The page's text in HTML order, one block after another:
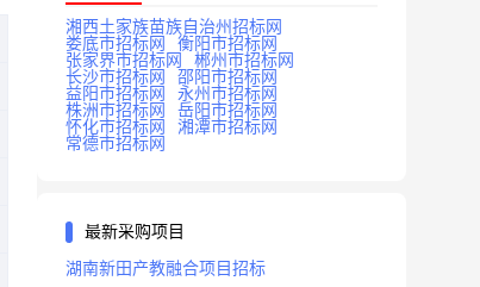
湘西土家族苗族自治州招标网
娄底市招标网
衡阳市招标网
张家界市招标网
郴州市招标网
长沙市招标网
邵阳市招标网
益阳市招标网
永州市招标网
株洲市招标网
岳阳市招标网
怀化市招标网
湘潭市招标网
常德市招标网
最新采购项目
湖南新田产教融合项目招标